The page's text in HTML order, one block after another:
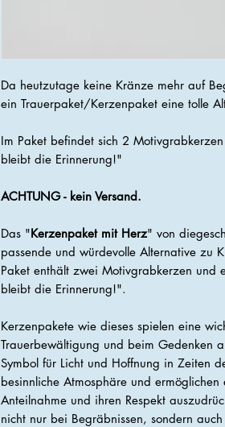
Da heutzutage keine Kränze mehr auf
ein Trauerpaket/Kerzenpaket eine tolle
Im Paket befindet sich 2
bleibt die Erinnerung!"
ACHTUNG - kein Versand.
Das "Kerzenpaket mit Herz" von
passende und würdevolle Alternative zu
Paket enthält zwei Motivgrabkerzen und
bleibt die Erinnerung!".
Kerzenpakete wie dieses spielen eine
Trauerbewältigung und beim Gedenken
Symbol für Licht und Hoffnung in Zeiten
besinnliche Atmosphäre und
Anteilnahme und ihren Respekt
nicht nur bei Begräbnissen, sondern